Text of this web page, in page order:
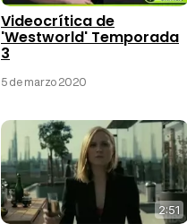
Videocrítica de
'Westworld' Temporada
3
5 de marzo 2020
2:51